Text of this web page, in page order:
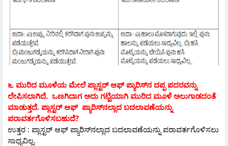
೬. ಮುರಿದ ಮೂಳೆಯ ಮೇಲೆ ಪ್ಲಾಸ್ಟರ್ ಆಫ್ ಪ್ಯಾರಿಸ್‌ನ ದಪ್ಪ ಪದರವನ್ನು
ಲೇಪಿಸಲಾಗಿದೆ. ಒಣಗಿದಾಗ ಅದು ಗಟ್ಟಿಯಾಗಿ ಮುರಿದ ಮೂಳೆ ಅಲುಗಾಡದಂತೆ
ಮಾಡುತ್ತದೆ. ಪ್ಲಾಸ್ಟರ್ ಆಫ್ ಪ್ಯಾರಿಸ್‌ನಲ್ಲಾದ ಬದಲಾವಣೆಯನ್ನು
ಪರಾವರ್ತಗೊಳಿಸಬಹುದೆ?
ಉತ್ತರ : ಪ್ಲಾಸ್ಟರ್ ಆಫ್ ಪ್ಯಾರಿಸ್‌ನಲ್ಲಾದ ಬದಲಾವಣೆಯನ್ನು ಪರಾವರ್ತಗೊಳಿಸಲು
ಸಾಧ್ಯವಿಲ್ಲ.